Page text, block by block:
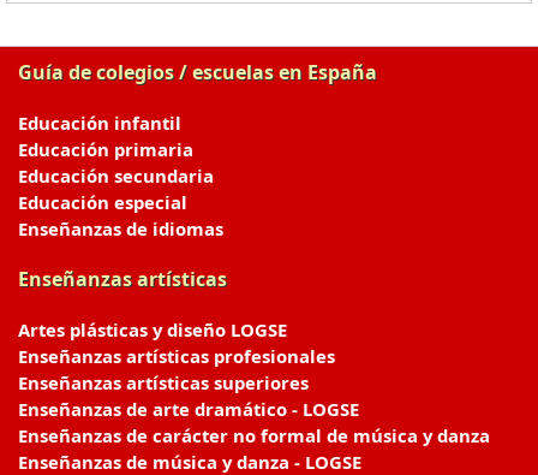
Guía de colegios / escuelas en España
Educación infantil
Educación primaria
Educación secundaria
Educación especial
Enseñanzas de idiomas
Enseñanzas artísticas
Artes plásticas y diseño LOGSE
Enseñanzas artísticas profesionales
Enseñanzas artísticas superiores
Enseñanzas de arte dramático - LOGSE
Enseñanzas de carácter no formal de música y danza
Enseñanzas de música y danza - LOGSE